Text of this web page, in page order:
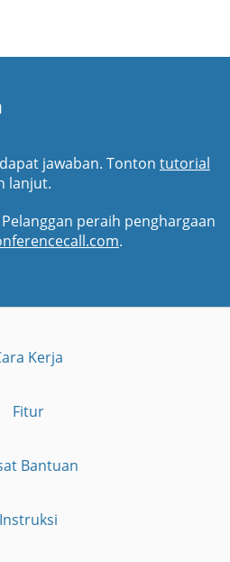
jawaban. Tonton tutorial
lanjut.
peraih penghargaan
.
Kerja
Fitur
Bantuan
Instruksi